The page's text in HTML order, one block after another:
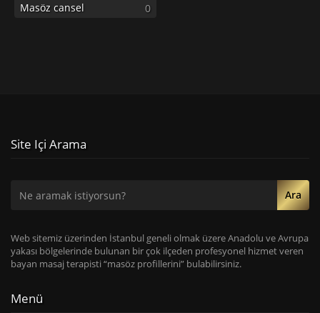
Masöz cansel 0
Site Içi Arama
Ara
Web sitemiz üzerinden İstanbul geneli olmak üzere Anadolu ve Avrupa
yakası bölgelerinde bulunan bir çok ilçeden profesyonel hizmet veren
bayan masaj terapisti “masöz profillerini” bulabilirsiniz.
Menü